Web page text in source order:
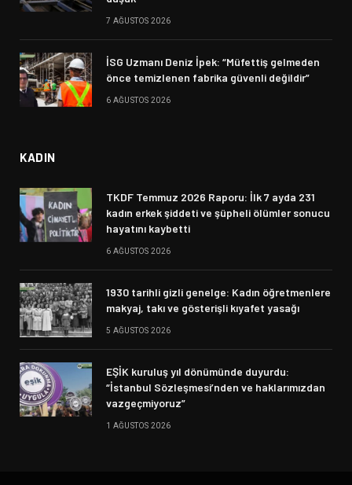
7 AĞUSTOS 2026
İSG Uzmanı Deniz İpek: “Müfettiş gelmeden
önce temizlenen fabrika güvenli değildir”
6 AĞUSTOS 2026
KADIN
TKDF Temmuz 2026 Raporu: İlk 7 ayda 231
kadın erkek şiddeti ve şüpheli ölümler sonucu
hayatını kaybetti
6 AĞUSTOS 2026
1930 tarihli gizli genelge: Kadın öğretmenlere
makyaj, takı ve gösterişli kıyafet yasağı
5 AĞUSTOS 2026
EŞİK kuruluş yıl dönümünde duyurdu:
“İstanbul Sözleşmesi’nden ve haklarımızdan
vazgeçmiyoruz”
1 AĞUSTOS 2026